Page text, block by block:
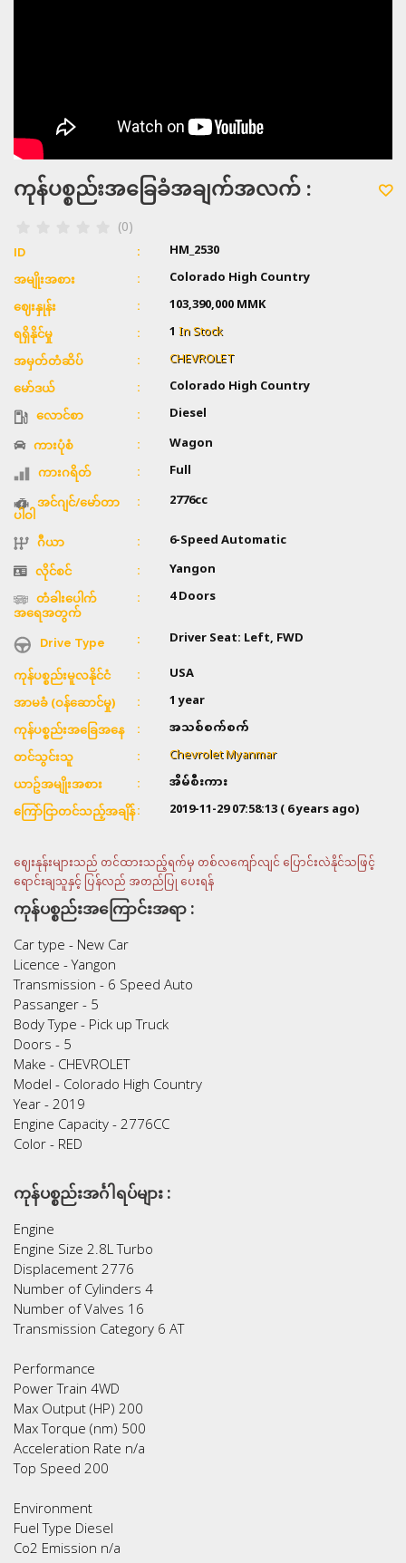
ကုန်ပစ္စည်းအခြေခံအချက်အလက် :
(0)
ID HM_2530
အမျိုးအစား Colorado High Country
ဈေးနှုန်း 103,390,000 MMK
ရရှိနိုင်မှု 1In Stock
အမှတ်တံဆိပ် CHEVROLET
မော်ဒယ် Colorado High Country
လောင်စာ Diesel
ကားပုံစံ Wagon
ကားဂရိတ် Full
အင်ဂျင်/မော်တာ
ပါဝါ
2776cc
ဂီယာ 6-Speed Automatic
လိုင်စင် Yangon
တံခါးပေါက်
အရေအတွက်
4 Doors
Drive Type Driver Seat: Left, FWD
ကုန်ပစ္စည်းမူလနိုင်ငံ USA
အာမခံ (ဝန်ဆောင်မှု) 1 year
ကုန်ပစ္စည်းအခြေအနေ အသစ်စက်စက်
တင်သွင်းသူ Chevrolet Myanmar
ယာဥ်အမျိုးအစား အိမ်စီးကား
ကြော်ငြာတင်သည့်အချိန် 2019-11-29 07:58:13( 6 years ago)
ဈေးနုန်းများသည် တင်ထားသည့်ရက်မှ တစ်လကျော်လျင် ပြောင်းလဲနိုင်သဖြင့်
ရောင်းချသူနှင့် ပြန်လည် အတည်ပြု ပေးရန်
ကုန်ပစ္စည်းအကြောင်းအရာ :
Car type - New Car
Licence - Yangon
Transmission - 6 Speed Auto
Passanger - 5
Body Type - Pick up Truck
Doors - 5
Make - CHEVROLET
Model - Colorado High Country
Year - 2019
Engine Capacity - 2776CC
Color - RED
ကုန်ပစ္စည်းအင်္ဂါရပ်များ :
Engine
Engine Size 2.8L Turbo
Displacement 2776
Number of Cylinders 4
Number of Valves 16
Transmission Category 6 AT
Performance
Power Train 4WD
Max Output (HP) 200
Max Torque (nm) 500
Acceleration Rate n/a
Top Speed 200
Environment
Fuel Type Diesel
Co2 Emission n/a